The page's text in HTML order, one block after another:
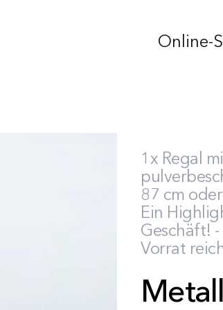
Online-
1x Regal
87 cm
Ein
Geschäft!
Vorrat